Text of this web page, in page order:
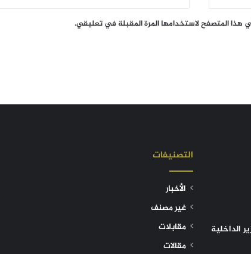
هذا المتصفح لاستخدامها المرة المقبلة في تعليقي.
الداخلية
التصنيفات
الأخبار
غير مصنف
مقابلات
مقالات